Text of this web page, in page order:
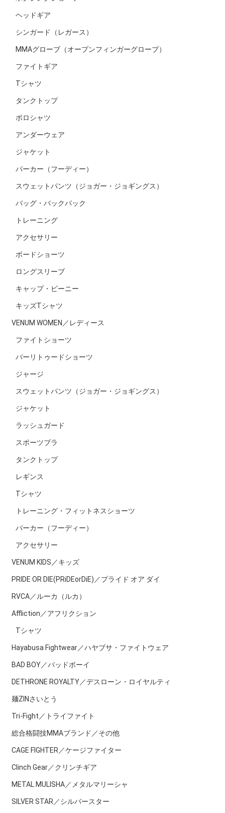
ヘッドギア
シンガード（レガース）
MMAグローブ（オープンフィンガーグローブ）
ファイトギア
Tシャツ
タンクトップ
ポロシャツ
アンダーウェア
ジャケット
パーカー（フーディー）
スウェットパンツ（ジョガー・ジョギングス）
バッグ・バックパック
トレーニング
アクセサリー
ボードショーツ
ロングスリーブ
キャップ・ビーニー
キッズTシャツ
VENUM WOMEN／レディース
ファイトショーツ
バーリトゥードショーツ
ジャージ
スウェットパンツ（ジョガー・ジョギングス）
ジャケット
ラッシュガード
スポーツブラ
タンクトップ
レギンス
Tシャツ
トレーニング・フィットネスショーツ
パーカー（フーディー）
アクセサリー
VENUM KIDS／キッズ
PRIDE OR DIE(PRiDEorDiE)／プライド オア ダイ
RVCA／ルーカ（ルカ）
Affliction／アフリクション
Tシャツ
Hayabusa Fightwear／ハヤブサ・ファイトウェア
BAD BOY／バッドボーイ
DETHRONE ROYALTY／デスローン・ロイヤルティ
麺ZINさいとう
Tri-Fight／トライファイト
総合格闘技MMAブランド／その他
CAGE FIGHTER／ケージファイター
Clinch Gear／クリンチギア
METAL MULISHA／メタルマリーシャ
SILVER STAR／シルバースター